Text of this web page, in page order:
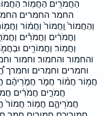
הַחֲמֹרִֽים׃ הַחֲמֽוֹר׃
החמר החמרים
וְהַחֲמוֹר֙ וַֽחֲמוֹר֙ וַחֲמ֔וֹר
וַחֲמֹרִ֔ים וַחֲמֹרִ֕ים
וַחֲמֽוֹר׃ וַחֲמוֹרִ֖ים
והחמור והחמור׃ וחמור
וחמרים וחמרים׃
חֲמ֥וֹר חֲמ֨וֹר חֲמֹ֣ר חֲמֹ֣רֵיהֶ֔ם
חֲמֹרִ֑ים חֲמֹרִ֔ים
חֲמֹרֵיהֶּ֑ם חֲמֽוֹר׃ חֲמוֹר֙